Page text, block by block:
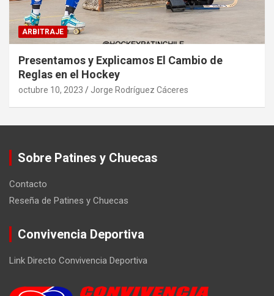
ARBITRAJE
Presentamos y Explicamos El Cambio de
Reglas en el Hockey
octubre 10, 2023 Jorge Rodríguez Cáceres
Sobre Patines y Chuecas
Contacto
Reseña de Patines y Chuecas
Convivencia Deportiva
Link Directo Convivencia Deportiva